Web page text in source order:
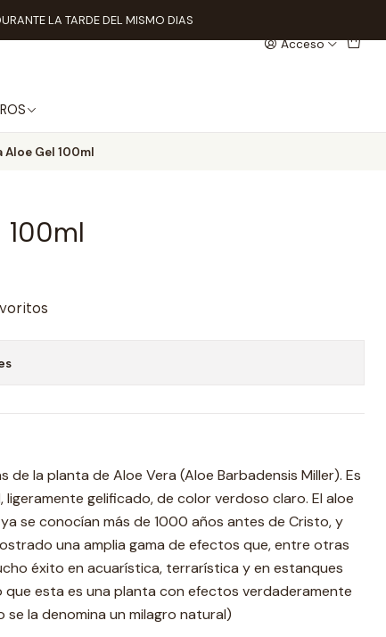
Acceso
LA TARDE DEL MISMO DIAS
Aloe Gel 100ml
100ml
la planta de Aloe Vera (Aloe Barbadensis Miller). Es
gelificado, de color verdoso claro. El aloe
se conocían más de 1000 años antes de Cristo, y
una amplia gama de efectos que, entre otras
éxito en acuarística, terrarística y en estanques
que esta es una planta con efectos verdaderamente
la denomina un milagro natural)